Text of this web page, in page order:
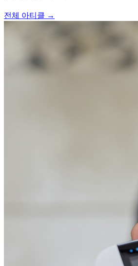
전체 아티클 →